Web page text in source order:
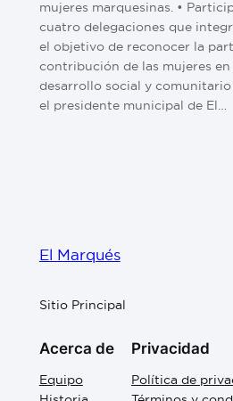
mujeres marquesinas. •
cuatro delegaciones que
el objetivo de reconocer la
contribución de las mujeres
desarrollo social y
el presidente municipal de El…
El Marqués
Sitio Principal
Acerca de
Equipo
Privacidad
Política de